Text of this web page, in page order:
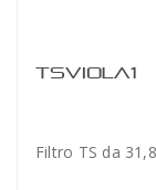
TSVIOLA1
Filtro TS da